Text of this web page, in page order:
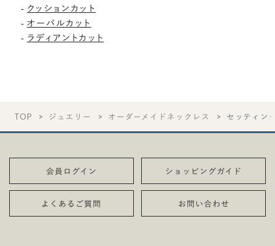
- クッションカット
- オーバルカット
- ラディアントカット
TOP ジュエリー オーダーメイドネックレス セッティン
会員ログイン ショッピングガイド
よくあるご質問 お問い合わせ